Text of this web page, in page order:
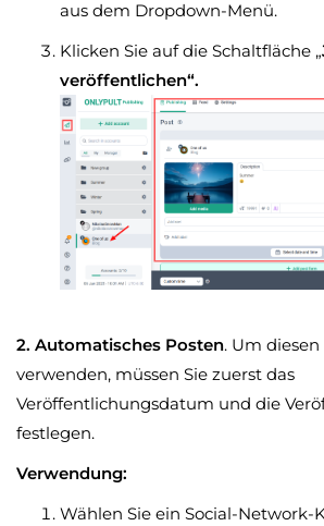
aus dem Dropdown-Menü.
Klicken Sie auf die Schaltfläche „
veröffentlichen“.
2. Automatisches Posten. Um
verwenden, müssen Sie zuerst das
Veröffentlichungsdatum und die
festlegen.
Verwendung:
Wählen Sie ein Social-Network-